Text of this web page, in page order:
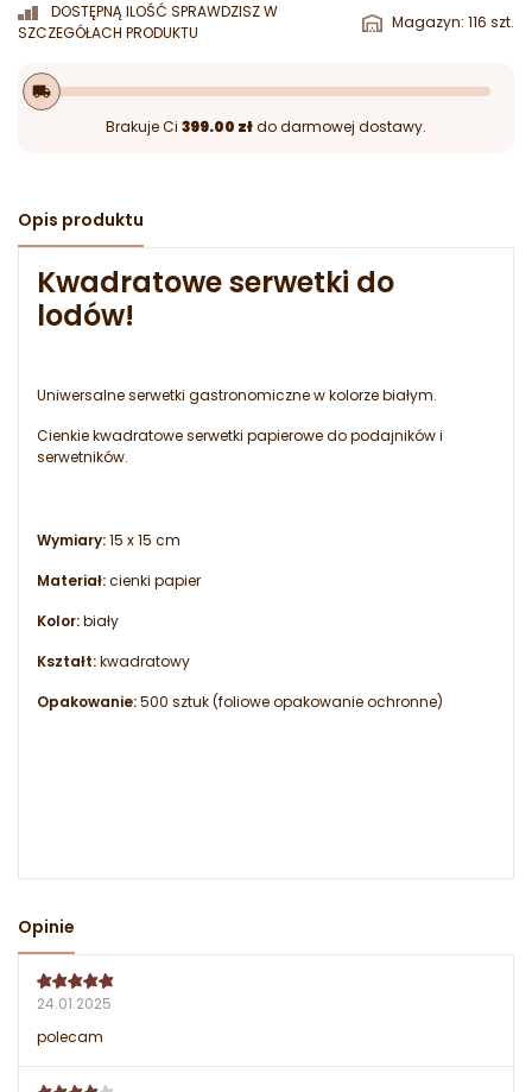
DOSTĘPNĄ ILOŚĆ SPRAWDZISZ W
SZCZEGÓŁACH PRODUKTU
Magazyn: 116 szt.
local_shipping
Brakuje Ci 399.00 złdo darmowej dostawy.
Opis produktu
Kwadratowe serwetki do
lodów!
Uniwersalne serwetki gastronomiczne w kolorze białym.
Cienkie kwadratowe serwetki papierowe do podajników i
serwetników.
Wymiary:15 x 15 cm
Materiał:cienki papier
Kolor:biały
Kształt:kwadratowy
Opakowanie:500 sztuk (foliowe opakowanie ochronne)
Opinie
24.01.2025
polecam